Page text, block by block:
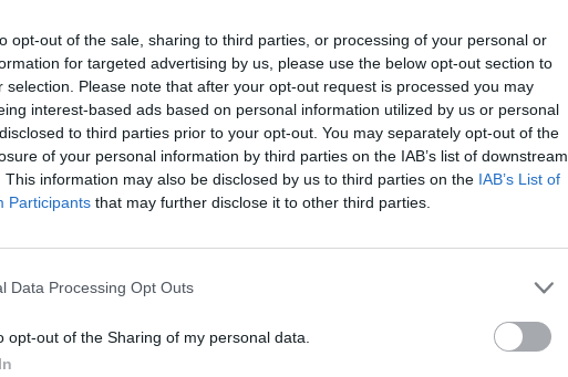
opt-out of the sale, sharing to third parties, or processing of your personal or
for targeted advertising by us, please use the below opt-out section to
selection. Please note that after your opt-out request is processed you may
interest-based ads based on personal information utilized by us or personal
to third parties prior to your opt-out. You may separately opt-out of the
of your personal information by third parties on the IAB’s list of downstream
This information may also be disclosed by us to third parties on the IAB’s List of
Participants that may further disclose it to other third parties.
Data Processing Opt Outs
opt-out of the Sharing of my personal data.